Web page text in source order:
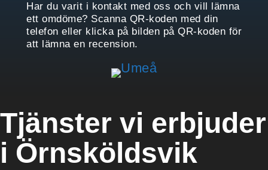
Har du varit i kontakt med oss och vill lämna
ett omdöme? Scanna QR-koden med din
telefon eller klicka på bilden på QR-koden för
att lämna en recension.
Tjänster vi erbjuder
i Örnsköldsvik